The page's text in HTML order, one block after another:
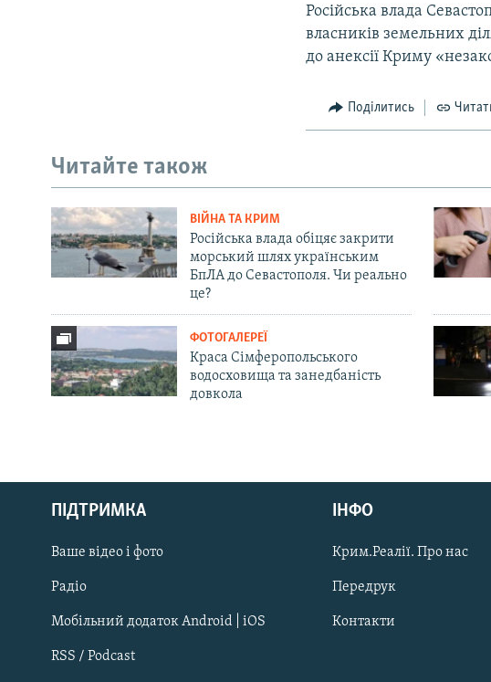
Русский
Qırımtatar
ДОЛУЧАЙСЯ!
Російська влада
власників земельних
до анексії Криму
Поділитись
Читайте також
ВІЙНА ТА КРИМ
Російська влада обіцяє закрити
морський шлях українським
БпЛА до Севастополя. Чи реально
це?
ФОТОГАЛЕРЕЇ
Краса Сімферопольського
водосховища та занедбаність
довкола
ПІДТРИМКА
Ваше відео і фото
Радіо
Мобільний додаток Android | iOS
RSS / Podcast
ІНФО
Крим.Реалії. Про нас
Передрук
Контакти